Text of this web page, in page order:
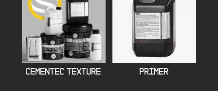
CEMENTEC TEXTURE PRIMER